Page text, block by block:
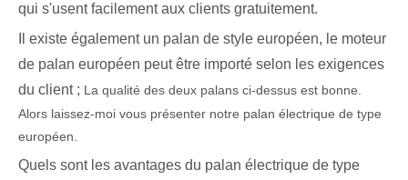
qui s'usent facilement aux clients gratuitement.
Il existe également un palan de style européen, le moteur
de palan européen peut être importé selon les exigences
du client ; La qualité des deux palans ci-dessus est bonne.
Alors laissez-moi vous présenter notre palan électrique de type
européen.
Quels sont les avantages du palan électrique de type